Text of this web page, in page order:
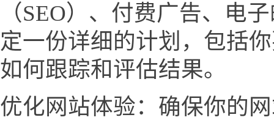
（SEO）、付费广告、电
定一份详细的计划，包括
如何跟踪和评估结果。
优化网站体验：确保你的